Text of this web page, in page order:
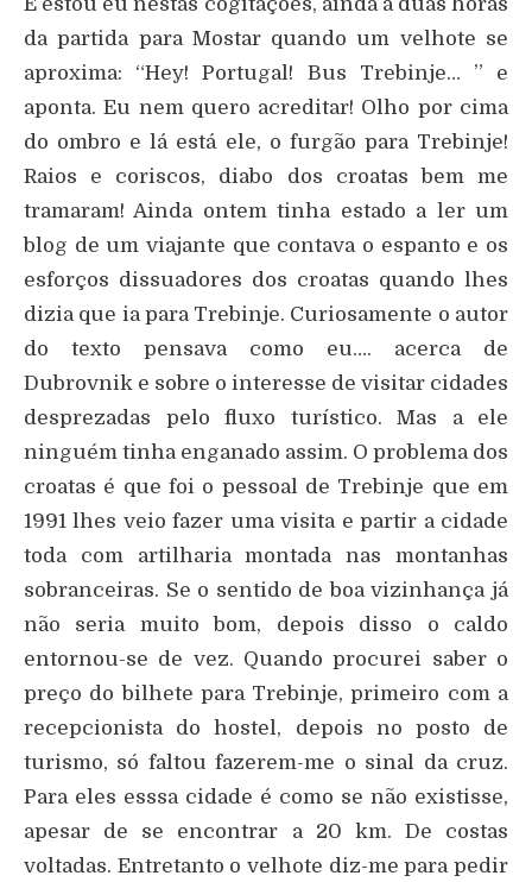
da partida para Mostar quando um velhote se
aproxima: “Hey! Portugal! Bus Trebinje… ” e
aponta. Eu nem quero acreditar! Olho por cima
do ombro e lá está ele, o furgão para Trebinje!
Raios e coriscos, diabo dos croatas bem me
tramaram! Ainda ontem tinha estado a ler um
blog de um viajante que contava o espanto e os
esforços dissuadores dos croatas quando lhes
dizia que ia para Trebinje. Curiosamente o autor
do texto pensava como eu…. acerca de
Dubrovnik e sobre o interesse de visitar cidades
desprezadas pelo fluxo turístico. Mas a ele
ninguém tinha enganado assim. O problema dos
croatas é que foi o pessoal de Trebinje que em
1991 lhes veio fazer uma visita e partir a cidade
toda com artilharia montada nas montanhas
sobranceiras. Se o sentido de boa vizinhança já
não seria muito bom, depois disso o caldo
entornou-se de vez. Quando procurei saber o
preço do bilhete para Trebinje, primeiro com a
recepcionista do hostel, depois no posto de
turismo, só faltou fazerem-me o sinal da cruz.
Para eles esssa cidade é como se não existisse,
apesar de se encontrar a 20 km. De costas
voltadas. Entretanto o velhote diz-me para pedir